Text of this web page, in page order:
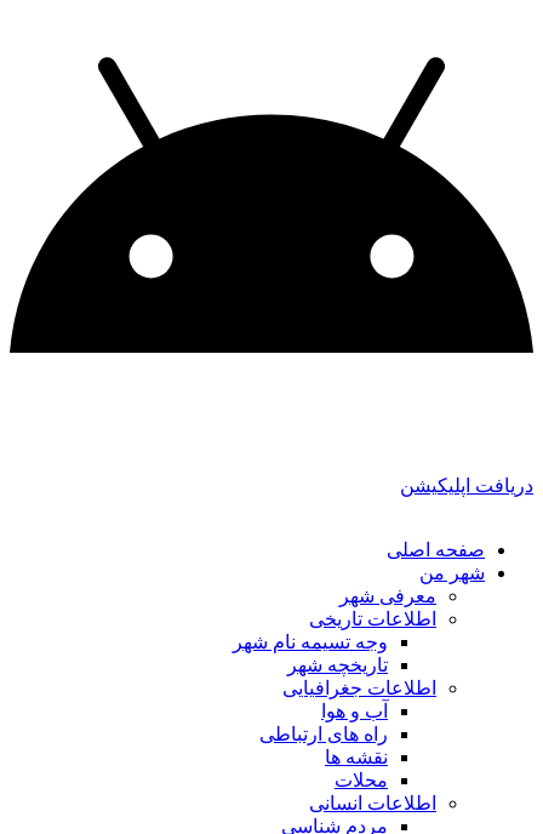
دریافت اپلیکیشن
صفحه اصلی
شهر من
معرفی شهر
اطلاعات تاریخی
وجه تسیمه نام شهر
تاریخچه شهر
اطلاعات جغرافیایی
آب و هوا
راه های ارتباطی
نقشه ها
محلات
اطلاعات انسانی
مردم شناسی